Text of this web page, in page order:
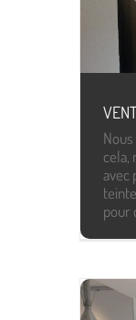
cela,
avec
pour